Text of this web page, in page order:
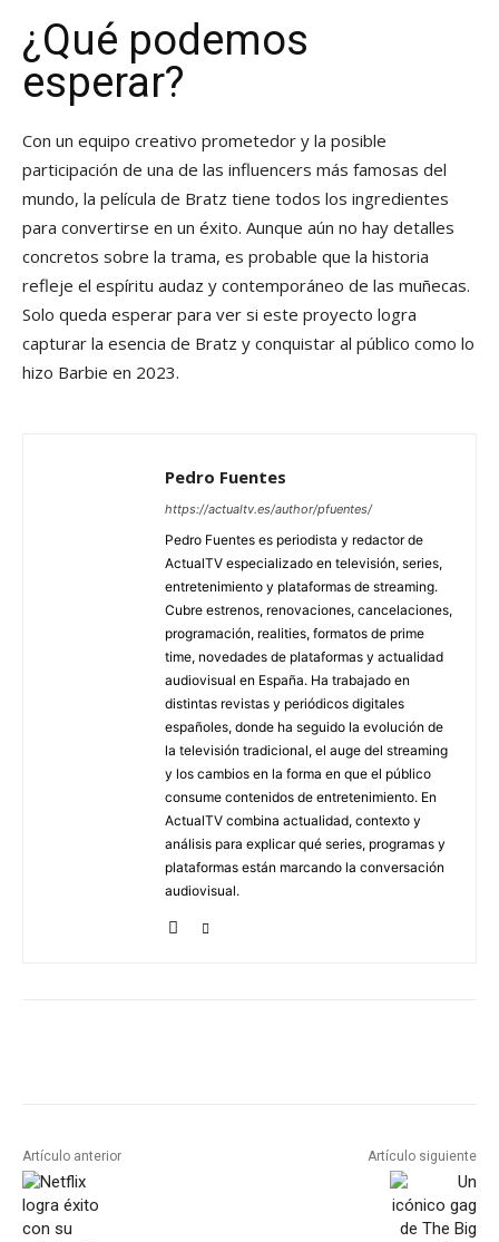
¿Qué podemos
esperar?
Con un equipo creativo prometedor y la posible
participación de una de las influencers más famosas del
mundo, la película de Bratz tiene todos los ingredientes
para convertirse en un éxito. Aunque aún no hay detalles
concretos sobre la trama, es probable que la historia
refleje el espíritu audaz y contemporáneo de las muñecas.
Solo queda esperar para ver si este proyecto logra
capturar la esencia de Bratz y conquistar al público como lo
hizo Barbie en 2023.
Pedro Fuentes
https://actualtv.es/author/pfuentes/
Pedro Fuentes es periodista y redactor de
ActualTV especializado en televisión, series,
entretenimiento y plataformas de streaming.
Cubre estrenos, renovaciones, cancelaciones,
programación, realities, formatos de prime
time, novedades de plataformas y actualidad
audiovisual en España. Ha trabajado en
distintas revistas y periódicos digitales
españoles, donde ha seguido la evolución de
la televisión tradicional, el auge del streaming
y los cambios en la forma en que el público
consume contenidos de entretenimiento. En
ActualTV combina actualidad, contexto y
análisis para explicar qué series, programas y
plataformas están marcando la conversación
audiovisual.
Artículo anterior Artículo siguiente